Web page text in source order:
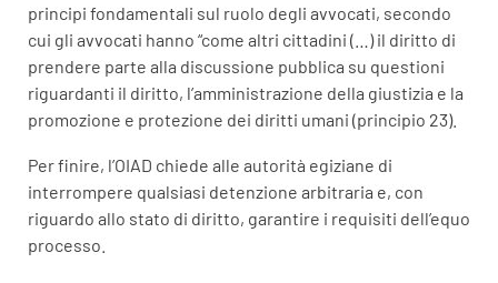
principi fondamentali sul ruolo degli avvocati, secondo
cui gli avvocati hanno “come altri cittadini (…) il diritto di
prendere parte alla discussione pubblica su questioni
riguardanti il diritto, l’amministrazione della giustizia e la
promozione e protezione dei diritti umani (principio 23).
Per finire, l’OIAD chiede alle autorità egiziane di
interrompere qualsiasi detenzione arbitraria e, con
riguardo allo stato di diritto, garantire i requisiti dell’equo
processo.